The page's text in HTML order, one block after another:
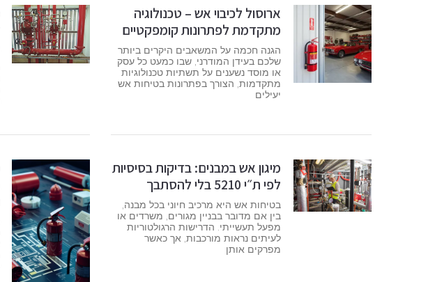
ארוסול לכיבוי אש – טכנולוגיה
מתקדמת לפתרונות קומפקטיים
הגנה חכמה על המשאבים היקרים ביותר
שלכם בעידן המודרני, שבו כמעט כל עסק
או מוסד נשענים על תשתיות טכנולוגיות
מתקדמות, הצורך בפתרונות בטיחות אש
יעילים
מיגון אש במבנים: בדיקות בסיסיות
לפי ת״י 5210 בלי להסתבך
בטיחות אש היא מרכיב חיוני בכל מבנה,
בין אם מדובר בבניין מגורים, משרדים או
מפעל תעשייתי. הדרישות הרגולטוריות
לעיתים נראות מורכבות, אך כאשר
מפרקים אותן